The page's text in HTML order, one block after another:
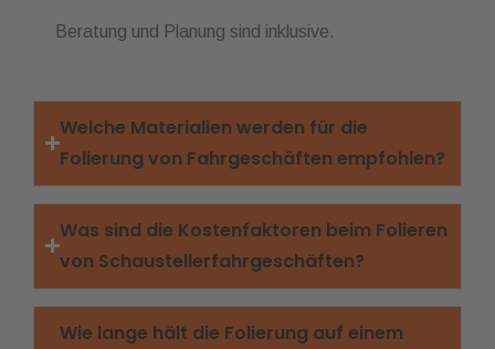
Beratung und Planung sind inklusive.
Welche Materialien werden für die
Folierung von Fahrgeschäften empfohlen?
Was sind die Kostenfaktoren beim Folieren
von Schaustellerfahrgeschäften?
Wie lange hält die Folierung auf einem